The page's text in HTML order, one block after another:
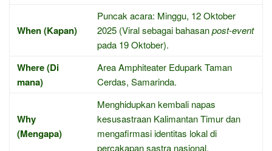
When (Kapan)
Puncak acara: Minggu, 12 Oktober
2025 (Viral sebagai bahasanpost-event
pada 19 Oktober).
Where (Di
mana)
Area Amphiteater Edupark Taman
Cerdas, Samarinda.
Why
(Mengapa)
Menghidupkan kembali napas
kesusastraan Kalimantan Timur dan
mengafirmasi identitas lokal di
percakapan sastra nasional.